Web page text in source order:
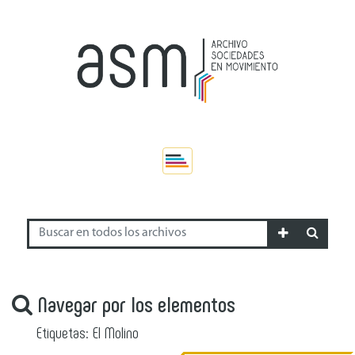
Navegar por los elementos
Etiquetas: El Molino